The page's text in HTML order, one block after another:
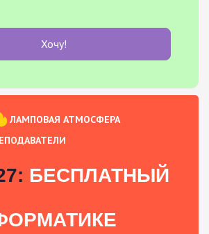
Хочу!
ЛАМПОВАЯ АТМОСФЕРА
БЕСПЛАТНЫЙ